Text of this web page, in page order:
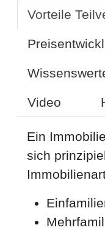
Vorteile
Video
Ein
sich